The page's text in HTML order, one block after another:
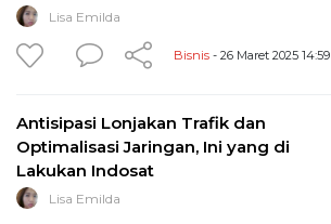
Lisa Emilda
Bisnis - 26 Maret 2025 14:59
Antisipasi Lonjakan Trafik dan
Optimalisasi Jaringan, Ini yang di
Lakukan Indosat
Lisa Emilda